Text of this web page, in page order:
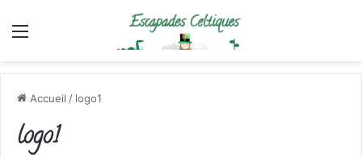
Menu
Accueil / logo1
logo1